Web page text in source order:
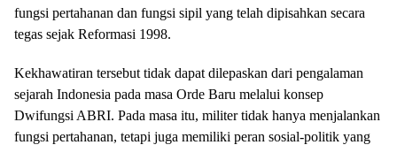
fungsi pertahanan dan fungsi sipil yang telah dipisahkan secara
tegas sejak Reformasi 1998.
Kekhawatiran tersebut tidak dapat dilepaskan dari pengalaman
sejarah Indonesia pada masa Orde Baru melalui konsep
Dwifungsi ABRI. Pada masa itu, militer tidak hanya menjalankan
fungsi pertahanan, tetapi juga memiliki peran sosial-politik yang